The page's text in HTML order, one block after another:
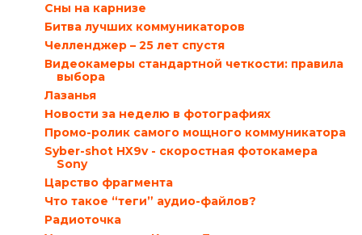
Сны на карнизе
Битва лучших коммуникаторов
Челленджер – 25 лет спустя
Видеокамеры стандартной четкости: правила
выбора
Лазанья
Новости за неделю в фотографиях
Промо-ролик самого мощного коммуникатора
Syber-shot HX9v - скоростная фотокамера
Sony
Царство фрагмента
Что такое “теги” аудио-файлов?
Радиоточка